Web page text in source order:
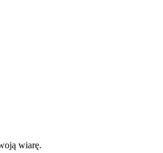
wiarę.